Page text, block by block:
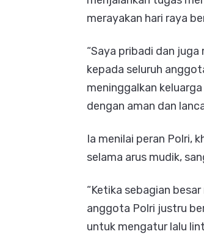
merayakan hari raya
“Saya pribadi dan
kepada seluruh
meninggalkan
dengan aman dan
Ia menilai peran Polri,
selama arus mudik,
“Ketika sebagian
anggota Polri justru
untuk mengatur lalu